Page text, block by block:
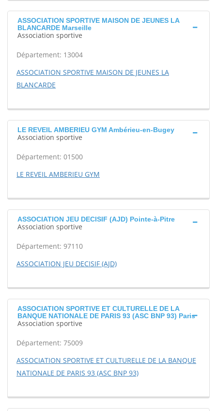
ASSOCIATION SPORTIVE MAISON DE JEUNES LA
BLANCARDE Marseille
Association sportive
Département: 13004
ASSOCIATION SPORTIVE MAISON DE JEUNES LA
BLANCARDE
LE REVEIL AMBERIEU GYM Ambérieu-en-Bugey
Association sportive
Département: 01500
LE REVEIL AMBERIEU GYM
ASSOCIATION JEU DECISIF (AJD) Pointe-à-Pitre
Association sportive
Département: 97110
ASSOCIATION JEU DECISIF (AJD)
ASSOCIATION SPORTIVE ET CULTURELLE DE LA
BANQUE NATIONALE DE PARIS 93 (ASC BNP 93) Paris
Association sportive
Département: 75009
ASSOCIATION SPORTIVE ET CULTURELLE DE LA BANQUE
NATIONALE DE PARIS 93 (ASC BNP 93)